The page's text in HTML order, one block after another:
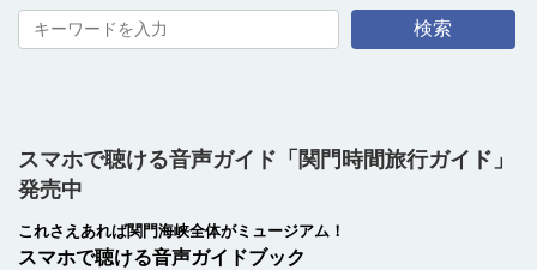
検索
スマホで聴ける音声ガイド「関門時間旅行ガイド」
発売中
これさえあれば関門海峡全体がミュージアム！
スマホで聴ける音声ガイドブック